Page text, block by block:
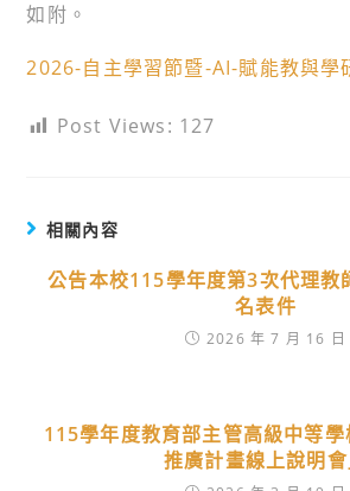
如附。
2026-自主學習節暨-AI-賦能教與學
Post Views: 127
相關內容
公告本校115學年度第3次代理教
名表件
2026 年 7 月 16 日
115學年度教育部主管高級中等
推廣計畫線上說明會